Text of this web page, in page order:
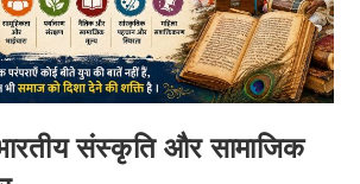
संस्कृति और सामाजिक